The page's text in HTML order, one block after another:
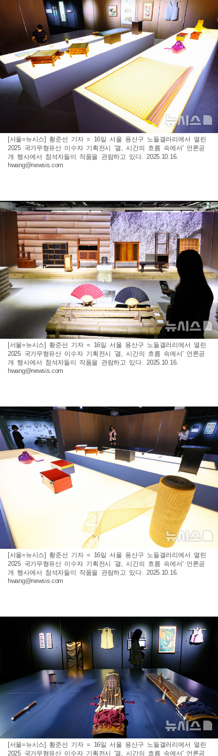
[서울=뉴시스] 황준선 기자 = 16일 서울 용산구 노들갤러리에서 열린
2025 국가무형유산 이수자 기획전시 '결, 시간의 흐름 속에서' 언론공
개 행사에서 참석자들이 작품을 관람하고 있다. 2025.10.16.
hwang@newsis.com
[서울=뉴시스] 황준선 기자 = 16일 서울 용산구 노들갤러리에서 열린
2025 국가무형유산 이수자 기획전시 '결, 시간의 흐름 속에서' 언론공
개 행사에서 참석자들이 작품을 관람하고 있다. 2025.10.16.
hwang@newsis.com
[서울=뉴시스] 황준선 기자 = 16일 서울 용산구 노들갤러리에서 열린
2025 국가무형유산 이수자 기획전시 '결, 시간의 흐름 속에서' 언론공
개 행사에서 참석자들이 작품을 관람하고 있다. 2025.10.16.
hwang@newsis.com
[서울=뉴시스] 황준선 기자 = 16일 서울 용산구 노들갤러리에서 열린
2025 국가무형유산 이수자 기획전시 '결, 시간의 흐름 속에서' 언론공